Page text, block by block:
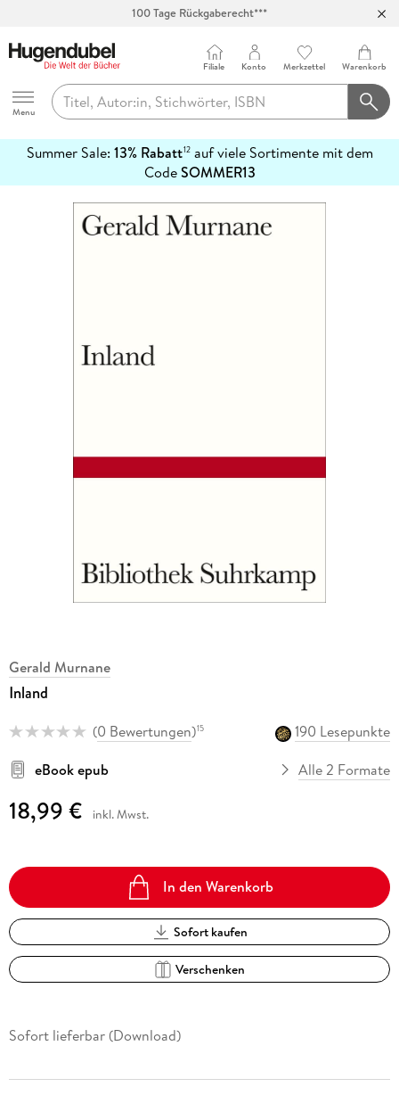
100 Tage Rückgaberecht***
Hugendubel
Menu
Filiale Konto Merkzettel Warenkorb
Summer Sale: 13% Rabatt12auf viele Sortimente mit dem
CodeSOMMER13
erfahren
Gerald Murnane
Inland
(0 Bewertungen)15
190 Lesepunkte
eBook epub
Alle 2 Formate
18,99 € inkl. Mwst.
In den Warenkorb
Sofort kaufen
Verschenken
Sofort lieferbar (Download)